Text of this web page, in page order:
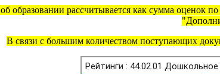
образовании рассчитывается как сумма оценок
В связи с большим количеством поступающих